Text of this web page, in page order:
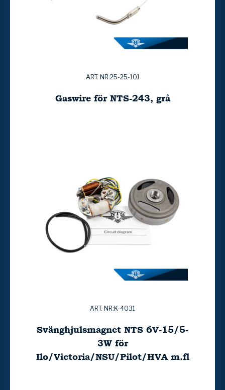
ART. NR:25-25-101
Gaswire för NTS-243, grå
ART. NR:K-4031
Svänghjulsmagnet NTS 6V-15/5-
3W för
Ilo/Victoria/NSU/Pilot/HVA m.fl